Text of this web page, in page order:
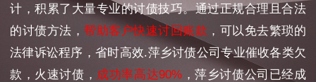
计，积累了大量专业的讨债技巧。通过正规合理且合法
的讨债方法，帮助客户快速讨回账款 ，可以免去繁琐的
法律诉讼程序，省时高效.萍乡讨债公司专业催收各类欠
款，火速讨债， 成功率高达90% ，萍乡讨债公司已经成